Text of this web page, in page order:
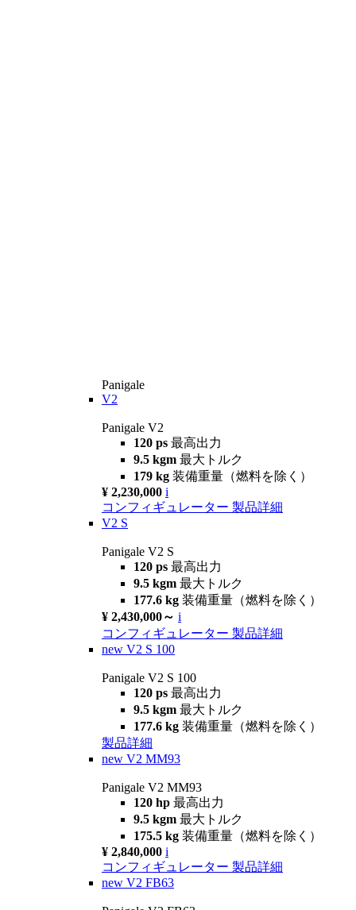
Panigale
V2
Panigale V2
120 ps 最高出力
9.5 kgm 最大トルク
179 kg 装備重量（燃料を除く）
¥ 2,230,000 i
コンフィギュレーター 製品詳細
V2 S
Panigale V2 S
120 ps 最高出力
9.5 kgm 最大トルク
177.6 kg 装備重量（燃料を除く）
¥ 2,430,000～ i
コンフィギュレーター 製品詳細
new V2 S 100
Panigale V2 S 100
120 ps 最高出力
9.5 kgm 最大トルク
177.6 kg 装備重量（燃料を除く）
製品詳細
new V2 MM93
Panigale V2 MM93
120 hp 最高出力
9.5 kgm 最大トルク
175.5 kg 装備重量（燃料を除く）
¥ 2,840,000 i
コンフィギュレーター 製品詳細
new V2 FB63